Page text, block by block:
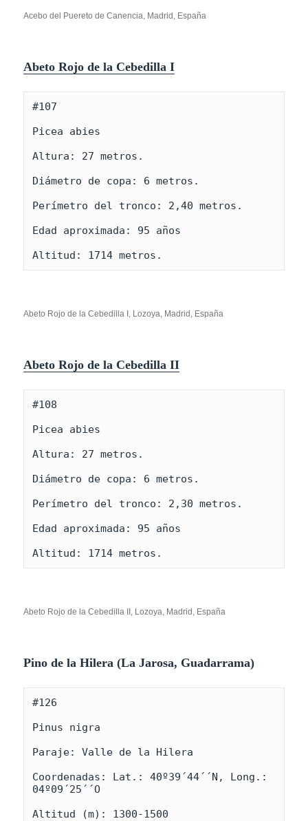
Acebo del Puereto de Canencia, Madrid, España
Abeto Rojo de la Cebedilla I
#107
Picea abies
Altura: 27 metros.
Diámetro de copa: 6 metros.
Perímetro del tronco: 2,40 metros.
Edad aproximada: 95 años
Altitud: 1714 metros.
Abeto Rojo de la Cebedilla I, Lozoya, Madrid, España
Abeto Rojo de la Cebedilla II
#108
Picea abies
Altura: 27 metros.
Diámetro de copa: 6 metros.
Perímetro del tronco: 2,30 metros.
Edad aproximada: 95 años
Altitud: 1714 metros.
Abeto Rojo de la Cebedilla II, Lozoya, Madrid, España
Pino de la Hilera (La Jarosa, Guadarrama)
#126
Pinus nigra
Paraje: Valle de la Hilera
Coordenadas: Lat.: 40º39´44´´N, Long.:
04º09´25´´O
Altitud (m): 1300-1500